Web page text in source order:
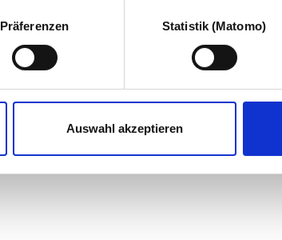
Präferenzen Statistik (Matomo)
Auswahl akzeptieren